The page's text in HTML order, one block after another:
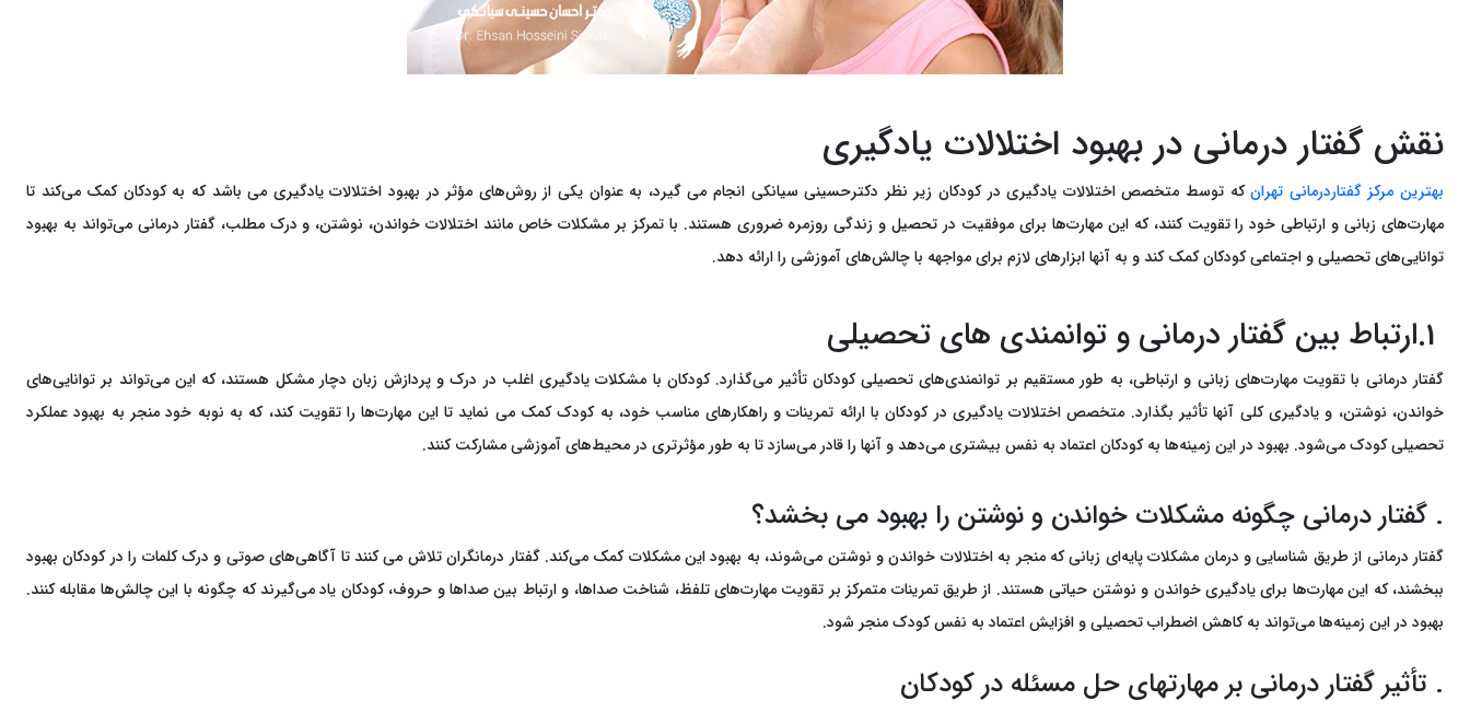
نقش گفتار درمانی در بهبود اختلالات یادگیری
بهترین مرکز گفتاردرمانی تهرانکه توسط متخصص اختلالات یادگیری در کودکان زیر نظر دکترحسینی سیانکی انجام می گیرد، به عنوان یکی از روش‌های مؤثر در بهبود اختلالات یادگیری می باشد که به کودکان کمک می‌کند تا
مهارت‌های زبانی و ارتباطی خود را تقویت کنند، که این مهارت‌ها برای موفقیت در تحصیل و زندگی روزمره ضروری هستند. با تمرکز بر مشکلات خاص مانند اختلالات خواندن، نوشتن، و درک مطلب، گفتار درمانی می‌تواند به بهبود
توانایی‌های تحصیلی و اجتماعی کودکان کمک کند و به آنها ابزارهای لازم برای مواجهه با چالش‌های آموزشی را ارائه دهد.
گفتار درمانی با تقویت مهارت‌های زبانی و ارتباطی، به طور مستقیم بر توانمندی‌های تحصیلی کودکان تأثیر می‌گذارد. کودکان با مشکلات یادگیری اغلب در درک و پردازش زبان دچار مشکل هستند، که این می‌تواند بر توانایی‌های
خواندن، نوشتن، و یادگیری کلی آنها تأثیر بگذارد. متخصص اختلالات یادگیری در کودکان با ارائه تمرینات و راهکارهای مناسب خود، به کودک کمک می نماید تا این مهارت‌ها را تقویت کند، که به نوبه خود منجر به بهبود عملکرد
تحصیلی کودک می‌شود. بهبود در این زمینه‌ها به کودکان اعتماد به نفس بیشتری می‌دهد و آنها را قادر می‌سازد تا به طور مؤثرتری در محیط‌های آموزشی مشارکت کنند.
. گفتار درمانی چگونه مشکلات خواندن و نوشتن را بهبود می بخشد؟
گفتار درمانی از طریق شناسایی و درمان مشکلات پایه‌ای زبانی که منجر به اختلالات خواندن و نوشتن می‌شوند، به بهبود این مشکلات کمک می‌کند. گفتار درمانگران تلاش می کنند تا آگاهی‌های صوتی و درک کلمات را در کودکان بهبود
ببخشند، که این مهارت‌ها برای یادگیری خواندن و نوشتن حیاتی هستند. از طریق تمرینات متمرکز بر تقویت مهارت‌های تلفظ، شناخت صداها، و ارتباط بین صداها و حروف، کودکان یاد می‌گیرند که چگونه با این چالش‌ها مقابله کنند.
بهبود در این زمینه‌ها می‌تواند به کاهش اضطراب تحصیلی و افزایش اعتماد به نفس کودک منجر شود.
. تأثیر گفتار درمانی بر مهارتهای حل مسئله در کودکان